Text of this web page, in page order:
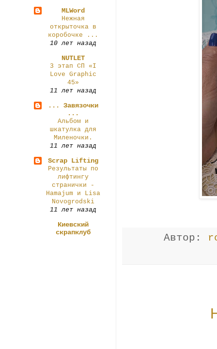
Автор:
MLWord
Нежная
открыточка в
коробочке ...
10 лет назад
NUTLET
3 этап СП «I
Love Graphic
45»
11 лет назад
... Завязочки
...
Альбом и
шкатулка для
Миленочки.
11 лет назад
Scrap Lifting
Результаты по
лифтингу
странички -
Нamajum и Lisa
Novogrodski
11 лет назад
Киевский
скрапклуб